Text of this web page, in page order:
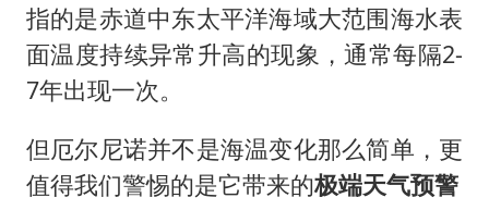
指的是赤道中东太平洋海域大范围海水表
面温度持续异常升高的现象，通常每隔2-
7年出现一次。
但厄尔尼诺并不是海温变化那么简单，更
值得我们警惕的是它带来的极端天气预警